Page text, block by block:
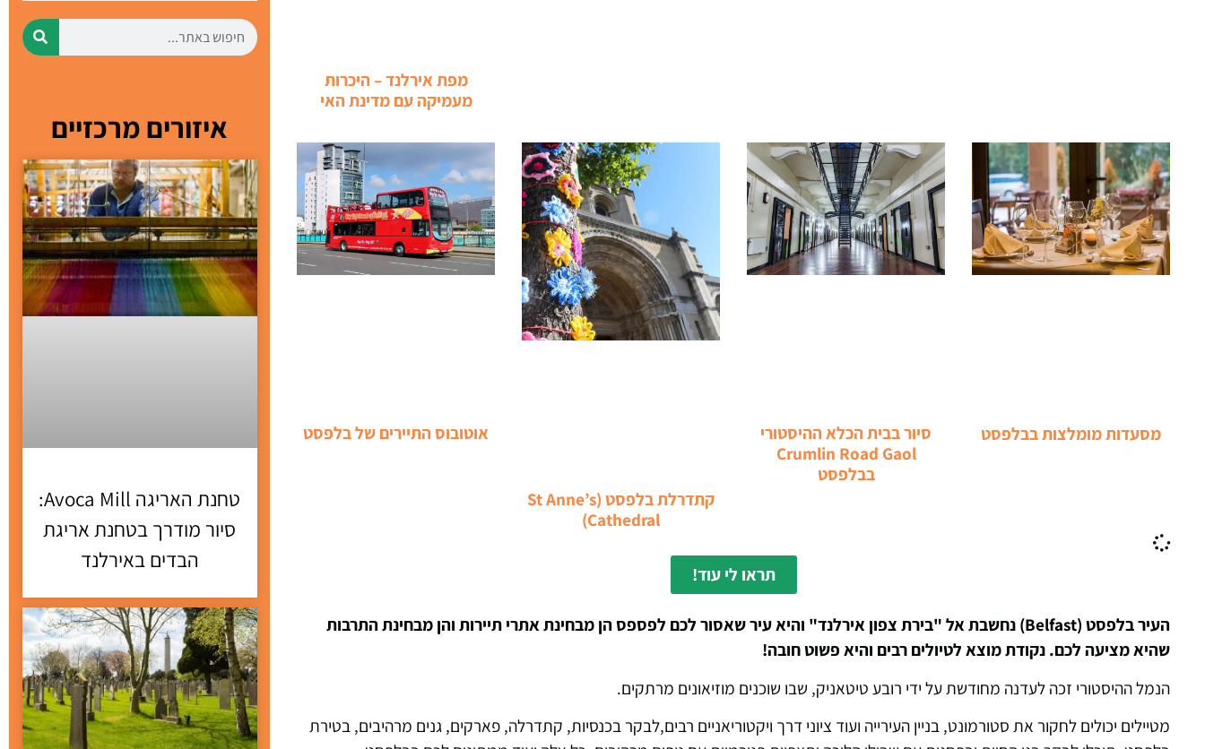
מפת אירלנד – היכרות
מעמיקה עם מדינת האי
מסעדות מומלצות בבלפסט
סיור בבית הכלא ההיסטורי
Crumlin Road Gaol
בבלפסט
קתדרלת בלפסט (St Anne’s
Cathedral)
אוטובוס התיירים של בלפסט
תראו לי עוד!
העיר בלפסט (Belfast) נחשבת אל "בירת צפון אירלנד" והיא עיר שאסור לכם לפספס הן מבחינת אתרי תיירות והן מבחינת התרבות
שהיא מציעה לכם. נקודת מוצא לטיולים רבים והיא פשוט חובה!
הנמל ההיסטורי זכה לעדנה מחודשת על ידי רובע טיטאניק, שבו שוכנים מוזיאונים מרתקים.
מטיילים יכולים לחקור את סטורמונט, בניין העירייה ועוד ציוני דרך ויקטוריאניים רבים,לבקר בכנסיות, קתדרלה, פארקים, גנים מרהיבים, בטירת
איזורים מרכזיים
טחנת האריגה Avoca Mill:
סיור מודרך בטחנת אריגת
הבדים באירלנד